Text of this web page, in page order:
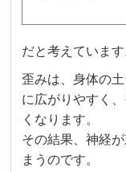
だと考えています
歪みは、身体の
に広がりやすく
くなります。
その結果、神経
まうのです。